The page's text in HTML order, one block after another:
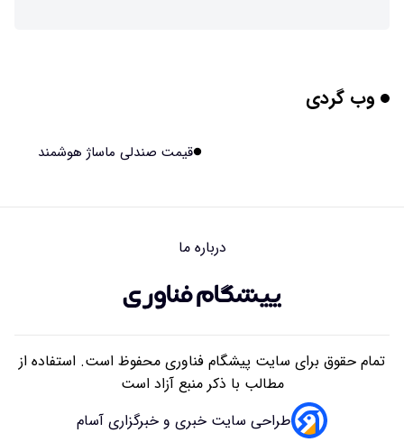
برنج فضایی چین به مرحله برداشت رسید
ایرانی‌ها چقدر از هوش مصنوعی استفاده می‌کنند؟
وب گردی
قیمت صندلی ماساژ هوشمند
درباره ما
تمام حقوق برای سایت پیشگام فناوری محفوظ است. استفاده از
مطالب با ذکر منبع آزاد است
طراحی سایت خبری و خبرگزاری آسام